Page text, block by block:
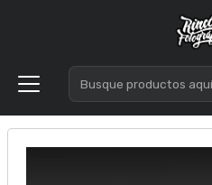
Inicio Accesorios Energia
Viltrox Cargador